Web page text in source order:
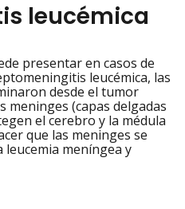
leucémica
presentar en casos de
leucémica, las
desde el tumor
(capas delgadas
el cerebro y la médula
que las meninges se
leucemia meníngea y